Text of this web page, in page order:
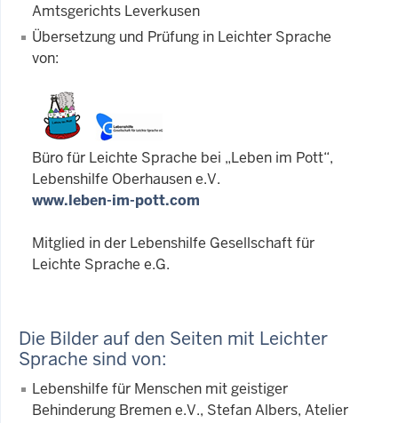
Amtsgerichts Leverkusen
Übersetzung und Prüfung in Leichter Sprache
von:
Büro für Leichte Sprache bei „Leben im Pott“,
Lebenshilfe Oberhausen e.V.
www.leben-im-pott.com
Mitglied in der Lebenshilfe Gesellschaft für
Leichte Sprache e.G.
Die Bilder auf den Seiten mit Leichter
Sprache sind von:
Lebenshilfe für Menschen mit geistiger
Behinderung Bremen e.V., Stefan Albers, Atelier